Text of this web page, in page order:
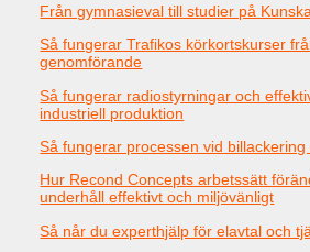
Från gymnasieval till studier på
Så fungerar Trafikos körkortskurser
genomförande
Så fungerar radiostyrningar och
industriell produktion
Så fungerar processen vid
Hur Recond Concepts arbetssätt
underhåll effektivt och miljövänligt
Så når du experthjälp för elavtal och